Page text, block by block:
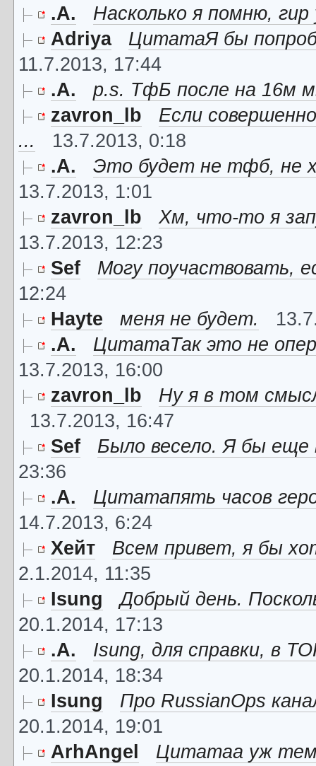
.A.
Насколько я помню,
Adriya
ЦитатаЯ бы
11.7.2013, 17:44
.A.
p.s. ТфБ после на 16м
zavron_lb
Если
...
13.7.2013, 0:18
.A.
Это будет не тфб, не
13.7.2013, 1:01
zavron_lb
Хм, что-то я
13.7.2013, 12:23
Sef
Могу поучаствовать,
12:24
Hayte
меня не будет.
.A.
ЦитатаТак это не
13.7.2013, 16:00
zavron_lb
Ну я в том
13.7.2013, 16:47
Sef
Было весело. Я бы еще
23:36
.A.
Цитатапять часов
14.7.2013, 6:24
Хейт
Всем привет, я бы
2.1.2014, 11:35
Isung
Добрый день.
20.1.2014, 17:13
.A.
Isung, для справки, в
20.1.2014, 18:34
Isung
Про RussianOps
20.1.2014, 19:01
ArhAngel
Цитатаа уж тем